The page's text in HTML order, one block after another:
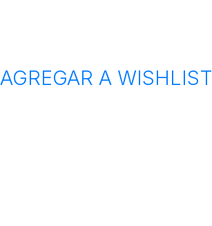
AGREGAR A WISHLIST